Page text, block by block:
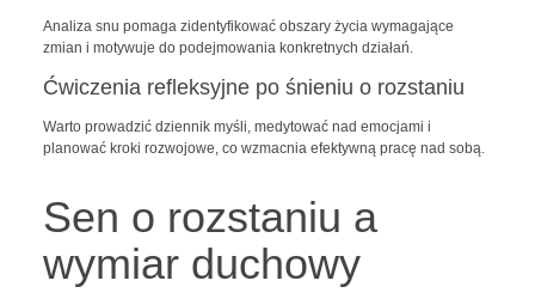
Analiza snu pomaga zidentyfikować obszary życia wymagające
zmian i motywuje do podejmowania konkretnych działań.
Ćwiczenia refleksyjne po śnieniu o rozstaniu
Warto prowadzić dziennik myśli, medytować nad emocjami i
planować kroki rozwojowe, co wzmacnia efektywną pracę nad sobą.
Sen o rozstaniu a
wymiar duchowy